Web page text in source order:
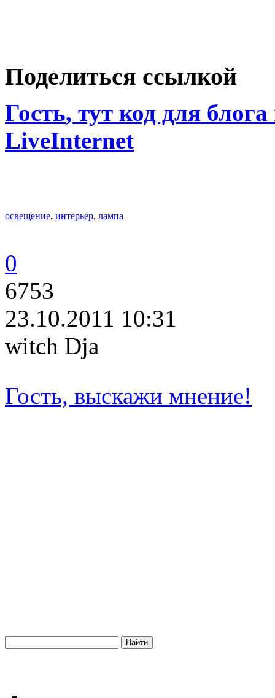
Поделиться ссылкой
Гость, тут код для
LiveInternet
освещение, интерьер, лампа
0
6753
23.10.2011 10:31
witch Dja
Гость, выскажи мнение!